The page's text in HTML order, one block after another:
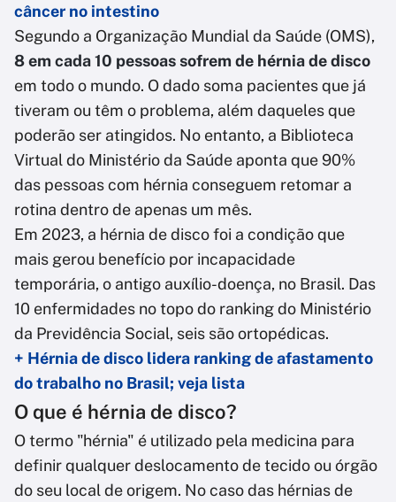
câncer no intestino
Segundo a Organização Mundial da Saúde (OMS),
8 em cada 10 pessoas sofrem de hérniade disco
em todo o mundo. O dado soma pacientes que já
tiveram ou têm o problema, além daqueles que
poderão ser atingidos. No entanto, a Biblioteca
Virtual do Ministério da Saúde aponta que 90%
das pessoas com hérnia conseguem retomar a
rotina dentro de apenas um mês.
Em 2023, a hérnia de disco foi a condição que
mais gerou benefício por incapacidade
temporária, o antigo auxílio-doença, no Brasil. Das
10 enfermidades no topo do ranking do Ministério
da Previdência Social, seis são ortopédicas.
+ Hérnia de disco lidera ranking de afastamento
do trabalho no Brasil; veja lista
O que é hérnia de disco?
O termo "hérnia" é utilizado pela medicina para
definir qualquer deslocamento de tecido ou órgão
do seu local de origem. No caso das hérnias de